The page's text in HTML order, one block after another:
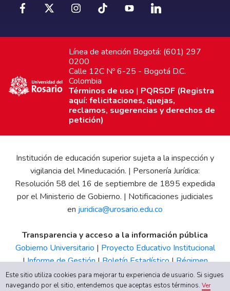
Línea de atención Bogotá: (601) 297
0200
Calle 12C Nº 6-25 - Bogotá D.C.
Colombia
Términos de uso | PQRSDF (Registra
aquí: felicitaciones, quejas,
reclamos, sugerencias y derechos de
petición)
Institución de educación superior sujeta a la inspección y
vigilancia del Mineducación. | Personería Jurídica:
Resolución 58 del 16 de septiembre de 1895 expedida
por el Ministerio de Gobierno. | Notificaciones judiciales
en juridica@urosario.edu.co
Transparencia y acceso a la información pública
Gobierno Universitario | Proyecto Educativo Institucional
|Informe de Gestión|Boletín Estadístico|Régimen
Tributario|Estados Financieros |Código de Ética| Canal
de Integridad UR
Este sitio utiliza cookies para mejorar tu experiencia de usuario. Si sigues
navegando por el sitio, entendemos que aceptas estos términos.Ver